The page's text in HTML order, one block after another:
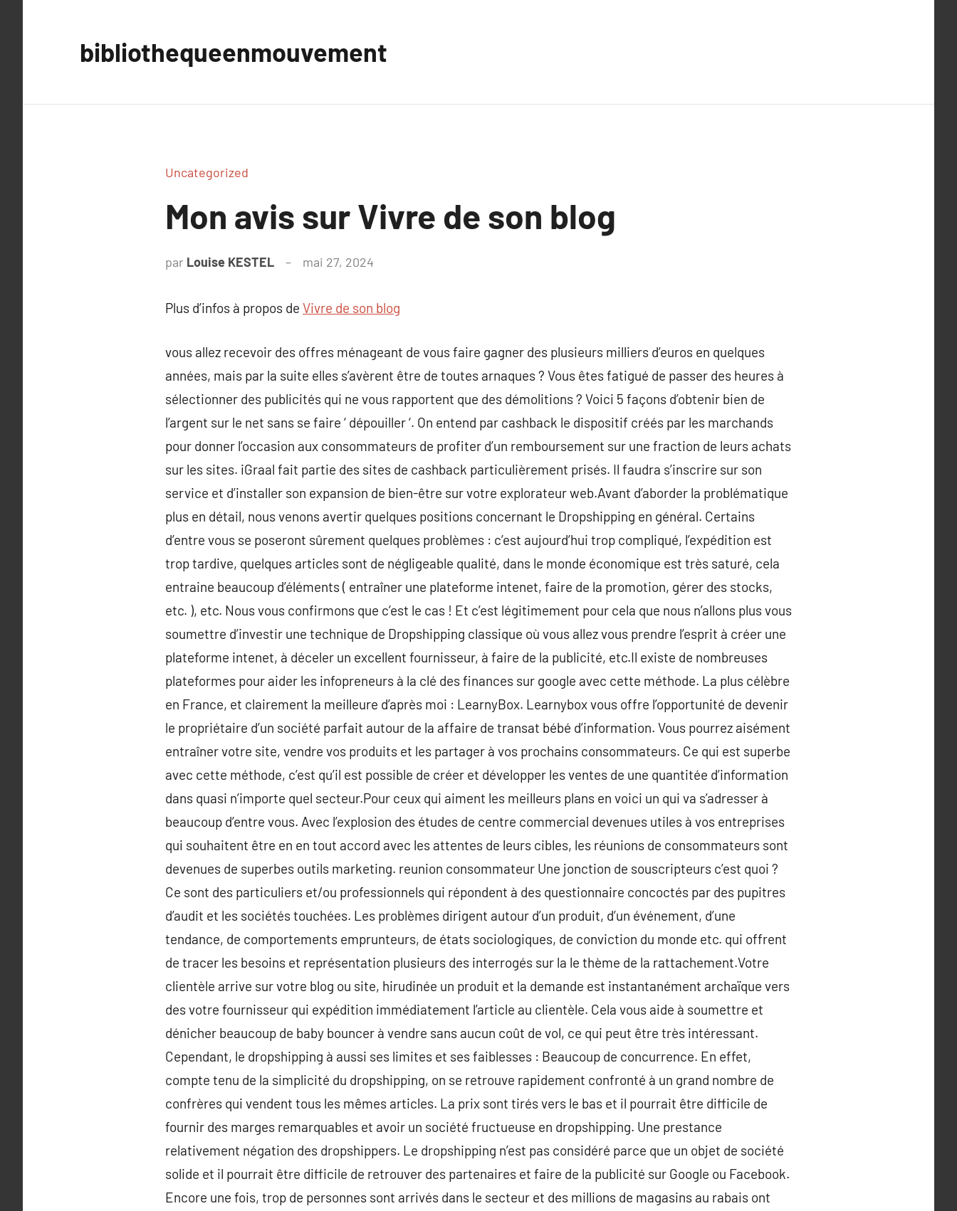
bibliothequeenmouvement
Uncategorized
Mon avis sur Vivre de son blog
par Louise KESTEL mai 27, 2024
Plus d’infos à propos de Vivre de son blog
vous allez recevoir des offres ménageant de vous faire gagner des plusieurs milliers d’euros en quelques
années, mais par la suite elles s’avèrent être de toutes arnaques ? Vous êtes fatigué de passer des heures à
sélectionner des publicités qui ne vous rapportent que des démolitions ? Voici 5 façons d’obtenir bien de
l’argent sur le net sans se faire ‘ dépouiller ‘. On entend par cashback le dispositif créés par les marchands
pour donner l’occasion aux consommateurs de profiter d’un remboursement sur une fraction de leurs achats
sur les sites. iGraal fait partie des sites de cashback particulièrement prisés. Il faudra s’inscrire sur son
service et d’installer son expansion de bien-être sur votre explorateur web.Avant d’aborder la problématique
plus en détail, nous venons avertir quelques positions concernant le Dropshipping en général. Certains
d’entre vous se poseront sûrement quelques problèmes : c’est aujourd’hui trop compliqué, l’expédition est
trop tardive, quelques articles sont de négligeable qualité, dans le monde économique est très saturé, cela
entraine beaucoup d’éléments ( entraîner une plateforme intenet, faire de la promotion, gérer des stocks,
etc. ), etc. Nous vous confirmons que c’est le cas ! Et c’est légitimement pour cela que nous n’allons plus vous
soumettre d’investir une technique de Dropshipping classique où vous allez vous prendre l’esprit à créer une
plateforme intenet, à déceler un excellent fournisseur, à faire de la publicité, etc.Il existe de nombreuses
plateformes pour aider les infopreneurs à la clé des finances sur google avec cette méthode. La plus célèbre
en France, et clairement la meilleure d’après moi : LearnyBox. Learnybox vous offre l’opportunité de devenir
le propriétaire d’un société parfait autour de la affaire de transat bébé d’information. Vous pourrez aisément
entraîner votre site, vendre vos produits et les partager à vos prochains consommateurs. Ce qui est superbe
avec cette méthode, c’est qu’il est possible de créer et développer les ventes de une quantitée d’information
dans quasi n’importe quel secteur.Pour ceux qui aiment les meilleurs plans en voici un qui va s’adresser à
beaucoup d’entre vous. ​Avec l’explosion des études de centre commercial devenues utiles à vos entreprises
qui souhaitent être en en tout accord avec les attentes de leurs cibles, les réunions de consommateurs sont
devenues de superbes outils marketing. reunion consommateur Une jonction de souscripteurs c’est quoi ?
Ce sont des particuliers et/ou professionnels qui répondent à des questionnaire concoctés par des pupitres
d’audit et les sociétés touchées. Les problèmes dirigent autour d’un produit, d’un événement, d’une
tendance, de comportements emprunteurs, de états sociologiques, de conviction du monde etc. qui offrent
de tracer les besoins et représentation plusieurs des interrogés sur la le thème de la rattachement.Votre
clientèle arrive sur votre blog ou site, hirudinée un produit et la demande est instantanément archaïque vers
des votre fournisseur qui expédition immédiatement l’article au clientèle. Cela vous aide à soumettre et
dénicher beaucoup de baby bouncer à vendre sans aucun coût de vol, ce qui peut être très intéressant.
Cependant, le dropshipping à aussi ses limites et ses faiblesses : Beaucoup de concurrence. En effet,
compte tenu de la simplicité du dropshipping, on se retrouve rapidement confronté à un grand nombre de
confrères qui vendent tous les mêmes articles. La prix sont tirés vers le bas et il pourrait être difficile de
fournir des marges remarquables et avoir un société fructueuse en dropshipping. Une prestance
relativement négation des dropshippers. Le dropshipping n’est pas considéré parce que un objet de société
solide et il pourrait être difficile de retrouver des partenaires et faire de la publicité sur Google ou Facebook.
Encore une fois, trop de personnes sont arrivés dans le secteur et des millions de magasins au rabais ont